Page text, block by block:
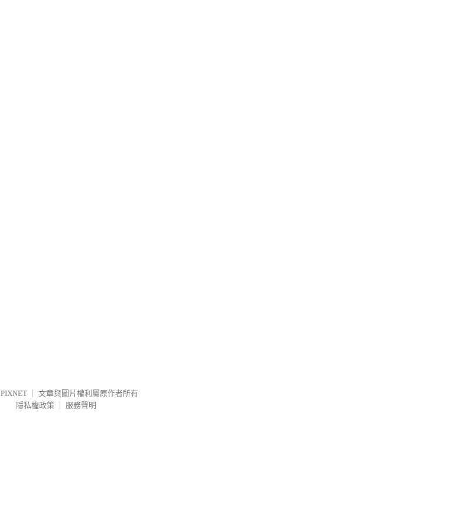
PIXNET
文章與圖片權利屬原作者所有
隱私權政策
服務聲明